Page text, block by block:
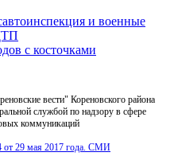
и военные
с косточками
вести" Кореновского района
службой по надзору в сфере
коммуникаций
от 29 мая 2017 года. СМИ